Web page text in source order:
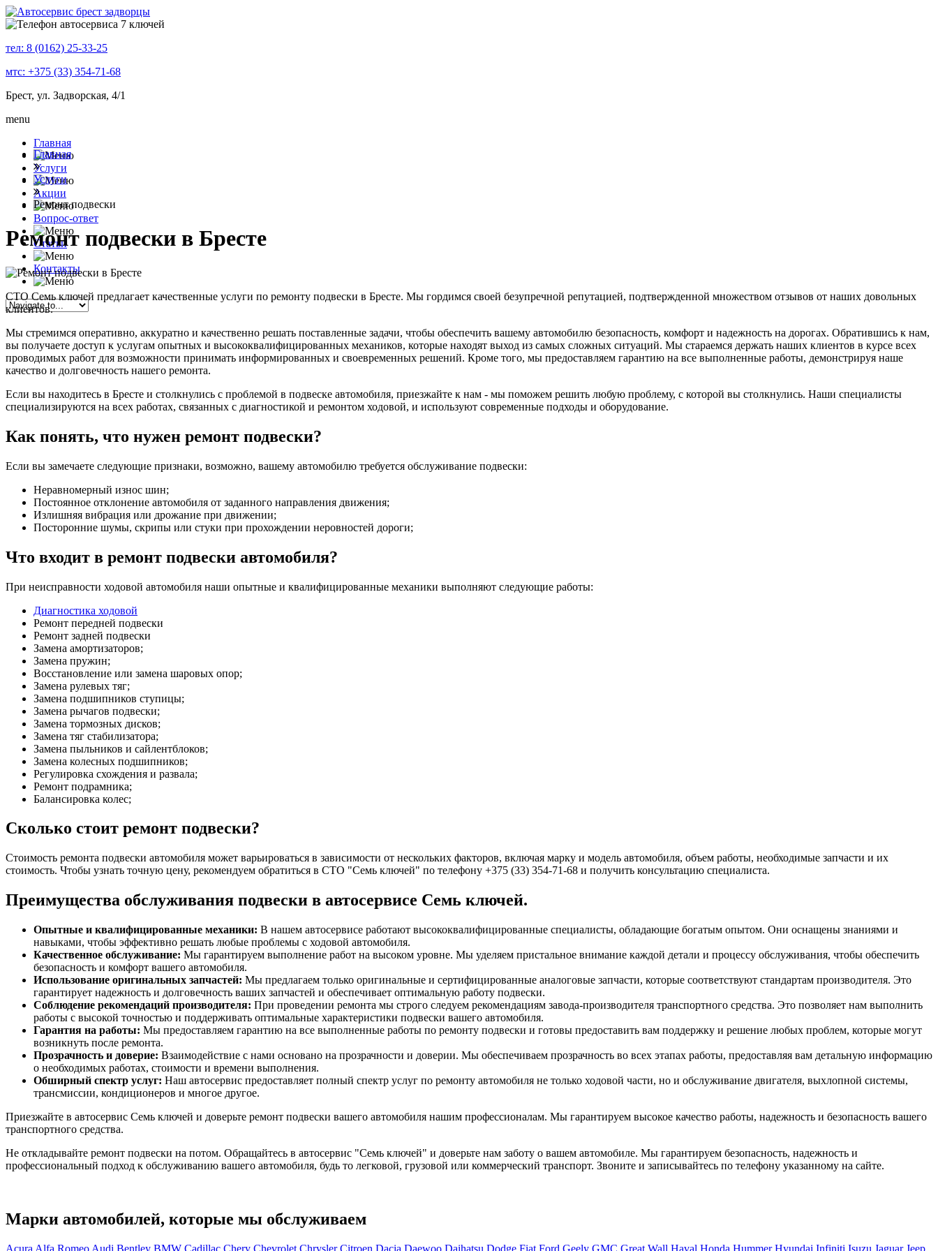
тел: 8 (0162) 25-33-25
мтс: +375 (33) 354-71-68
Брест, ул. Задворская, 4/1
menu
Главная
Услуги
Акции
Вопрос-ответ
Статьи
Контакты
Главная
Услуги
Ремонт подвески
Ремонт подвески в Бресте
СТО Семь ключей предлагает качественные услуги по ремонту подвески в Бресте. Мы гордимся своей безупречной репутацией, подтвержденной множеством отзывов от наших довольных
клиентов.
Мы стремимся оперативно, аккуратно и качественно решать поставленные задачи, чтобы обеспечить вашему автомобилю безопасность, комфорт и надежность на дорогах. Обратившись к нам,
вы получаете доступ к услугам опытных и высококвалифицированных механиков, которые находят выход из самых сложных ситуаций. Мы стараемся держать наших клиентов в курсе всех
проводимых работ для возможности принимать информированных и своевременных решений. Кроме того, мы предоставляем гарантию на все выполненные работы, демонстрируя наше
качество и долговечность нашего ремонта.
Если вы находитесь в Бресте и столкнулись с проблемой в подвеске автомобиля, приезжайте к нам - мы поможем решить любую проблему, с которой вы столкнулись. Наши специалисты
специализируются на всех работах, связанных с диагностикой и ремонтом ходовой, и используют современные подходы и оборудование.
Как понять, что нужен ремонт подвески?
Если вы замечаете следующие признаки, возможно, вашему автомобилю требуется обслуживание подвески:
Неравномерный износ шин;
Постоянное отклонение автомобиля от заданного направления движения;
Излишняя вибрация или дрожание при движении;
Посторонние шумы, скрипы или стуки при прохождении неровностей дороги;
Что входит в ремонт подвески автомобиля?
При неисправности ходовой автомобиля наши опытные и квалифицированные механики выполняют следующие работы:
Диагностика ходовой
Ремонт передней подвески
Ремонт задней подвески
Замена амортизаторов;
Замена пружин;
Восстановление или замена шаровых опор;
Замена рулевых тяг;
Замена подшипников ступицы;
Замена рычагов подвески;
Замена тормозных дисков;
Замена тяг стабилизатора;
Замена пыльников и сайлентблоков;
Замена колесных подшипников;
Регулировка схождения и развала;
Ремонт подрамника;
Балансировка колес;
Сколько стоит ремонт подвески?
Стоимость ремонта подвески автомобиля может варьироваться в зависимости от нескольких факторов, включая марку и модель автомобиля, объем работы, необходимые запчасти и их
стоимость. Чтобы узнать точную цену, рекомендуем обратиться в СТО "Семь ключей" по телефону +375 (33) 354-71-68 и получить консультацию специалиста.
Преимущества обслуживания подвески в автосервисе Семь ключей.
Опытные и квалифицированные механики: В нашем автосервисе работают высококвалифицированные специалисты, обладающие богатым опытом. Они оснащены знаниями и
навыками, чтобы эффективно решать любые проблемы с ходовой автомобиля.
Качественное обслуживание: Мы гарантируем выполнение работ на высоком уровне. Мы уделяем пристальное внимание каждой детали и процессу обслуживания, чтобы обеспечить
безопасность и комфорт вашего автомобиля.
Использование оригинальных запчастей: Мы предлагаем только оригинальные и сертифицированные аналоговые запчасти, которые соответствуют стандартам производителя. Это
гарантирует надежность и долговечность ваших запчастей и обеспечивает оптимальную работу подвески.
Соблюдение рекомендаций производителя: При проведении ремонта мы строго следуем рекомендациям завода-производителя транспортного средства. Это позволяет нам выполнить
работы с высокой точностью и поддерживать оптимальные характеристики подвески вашего автомобиля.
Гарантия на работы: Мы предоставляем гарантию на все выполненные работы по ремонту подвески и готовы предоставить вам поддержку и решение любых проблем, которые могут
возникнуть после ремонта.
Прозрачность и доверие: Взаимодействие с нами основано на прозрачности и доверии. Мы обеспечиваем прозрачность во всех этапах работы, предоставляя вам детальную информацию
о необходимых работах, стоимости и времени выполнения.
Обширный спектр услуг: Наш автосервис предоставляет полный спектр услуг по ремонту автомобиля не только ходовой части, но и обслуживание двигателя, выхлопной системы,
трансмиссии, кондиционеров и многое другое.
Приезжайте в автосервис Семь ключей и доверьте ремонт подвески вашего автомобиля нашим профессионалам. Мы гарантируем высокое качество работы, надежность и безопасность вашего
транспортного средства.
Не откладывайте ремонт подвески на потом. Обращайтесь в автосервис "Семь ключей" и доверьте нам заботу о вашем автомобиле. Мы гарантируем безопасность, надежность и
профессиональный подход к обслуживанию вашего автомобиля, будь то легковой, грузовой или коммерческий транспорт. Звоните и записывайтесь по телефону указанному на сайте.
Марки автомобилей, которые мы обслуживаем
Acura Alfa Romeo Audi Bentley BMW Cadillac Chery Chevrolet Chrysler Citroen Dacia Daewoo Daihatsu Dodge Fiat Ford Geely GMC Great Wall Haval Honda Hummer Hyundai Infiniti Isuzu Jaguar Jeep